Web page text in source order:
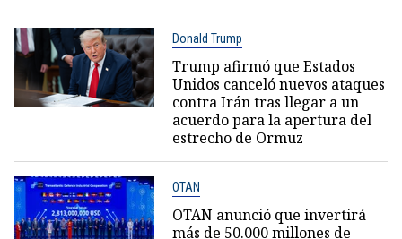
Donald Trump
Trump afirmó que Estados
Unidos canceló nuevos ataques
contra Irán tras llegar a un
acuerdo para la apertura del
estrecho de Ormuz
OTAN
OTAN anunció que invertirá
más de 50.000 millones de